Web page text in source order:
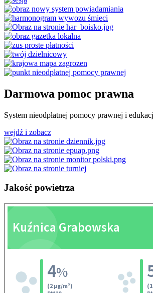
Darmowa pomoc prawna
System nieodpłatnej pomocy prawnej i
wejdź i zobacz
Jakość powietrza